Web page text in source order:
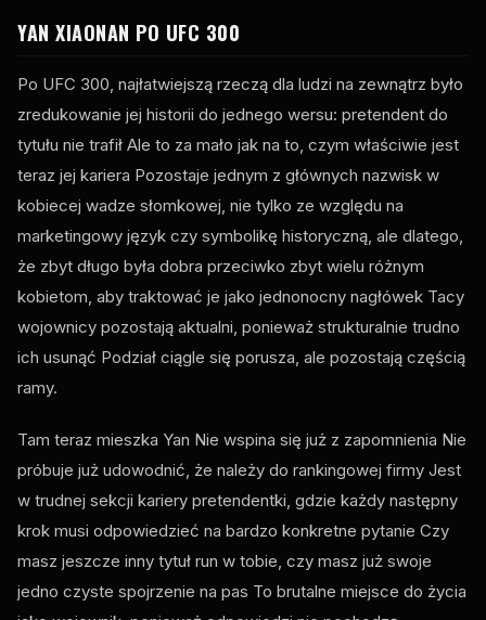
YAN XIAONAN PO UFC 300
Po UFC 300, najłatwiejszą rzeczą dla ludzi na zewnątrz było
zredukowanie jej historii do jednego wersu: pretendent do
tytułu nie trafił Ale to za mało jak na to, czym właściwie jest
teraz jej kariera Pozostaje jednym z głównych nazwisk w
kobiecej wadze słomkowej, nie tylko ze względu na
marketingowy język czy symbolikę historyczną, ale dlatego,
że zbyt długo była dobra przeciwko zbyt wielu różnym
kobietom, aby traktować je jako jednonocny nagłówek Tacy
wojownicy pozostają aktualni, ponieważ strukturalnie trudno
ich usunąć Podział ciągle się porusza, ale pozostają częścią
ramy.
Tam teraz mieszka Yan Nie wspina się już z zapomnienia Nie
próbuje już udowodnić, że należy do rankingowej firmy Jest
w trudnej sekcji kariery pretendentki, gdzie każdy następny
krok musi odpowiedzieć na bardzo konkretne pytanie Czy
masz jeszcze inny tytuł run w tobie, czy masz już swoje
jedno czyste spojrzenie na pas To brutalne miejsce do życia